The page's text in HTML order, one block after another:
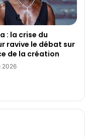
: la crise du
ravive le débat sur
de la création
2026